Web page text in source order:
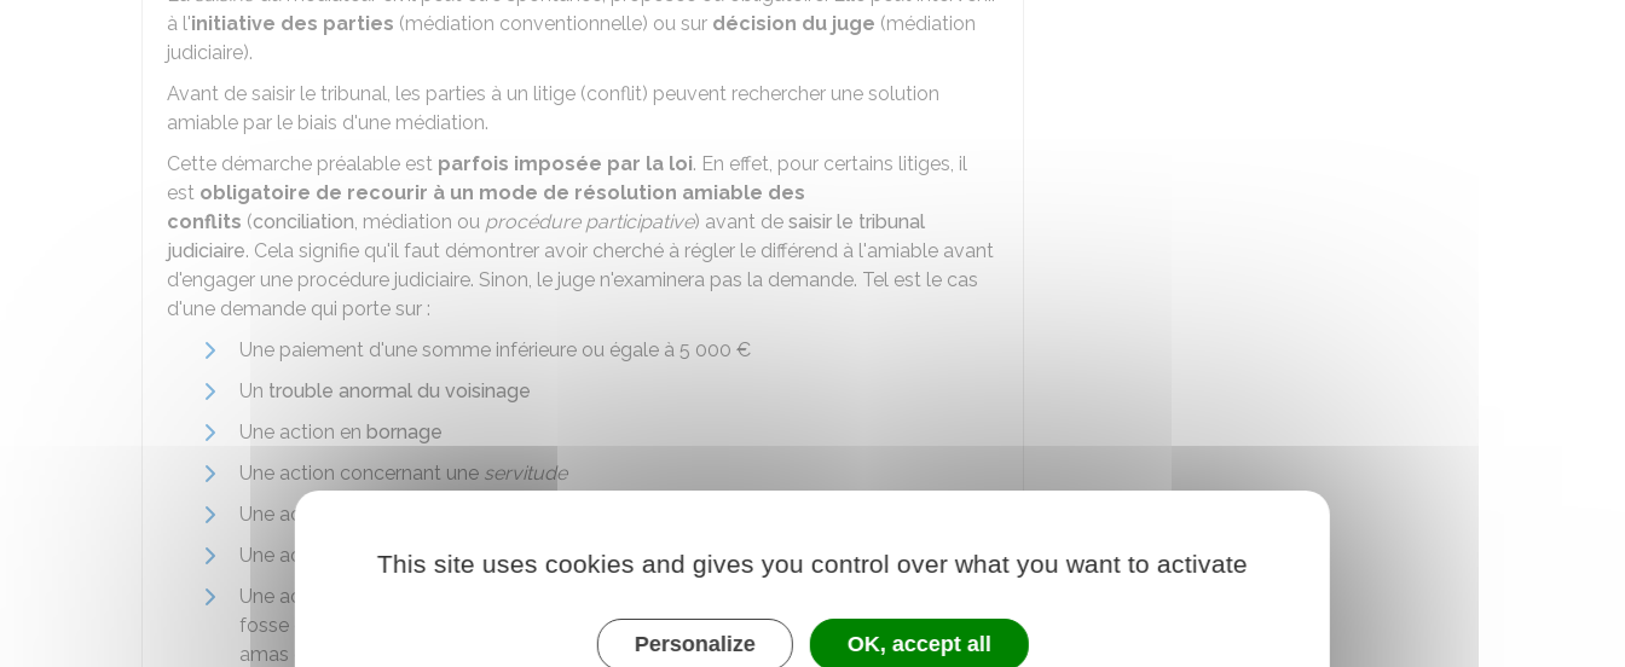
à l'initiative des parties (médiation conventionnelle) ou sur décision du juge (médiation
judiciaire).
Avant de saisir le tribunal, les parties à un litige (conflit) peuvent rechercher une solution
amiable par le biais d'une médiation.
Cette démarche préalable est parfois imposée par la loi. En effet, pour certains litiges, il
est obligatoire de recourir à un mode de résolution amiable des
conflits (conciliation, médiation ou procédure participative) avant de saisir le tribunal
judiciaire. Cela signifie qu'il faut démontrer avoir cherché à régler le différend à l'amiable avant
d'engager une procédure judiciaire. Sinon, le juge n'examinera pas la demande. Tel est le cas
d'une demande qui porte sur :
Une paiement d'une somme inférieure ou égale à 5 000 €
Un trouble anormal du voisinage
Une action en bornage
Une action concernant une servitude
Une action concernant la distance des plantations et la propriété voisine
Une action concernant l'élagage d'arbres ou de haies
Une action concernant la distance de constructions pouvant nuire au voisinage (puits,
fosse d'aisance, cheminée ou âtre, forge, four ou fourneau, étable, magasin de sel ou
amas de matières corrosives).
This site uses cookies and gives you control over what you want to activate
Personalize OK, accept all